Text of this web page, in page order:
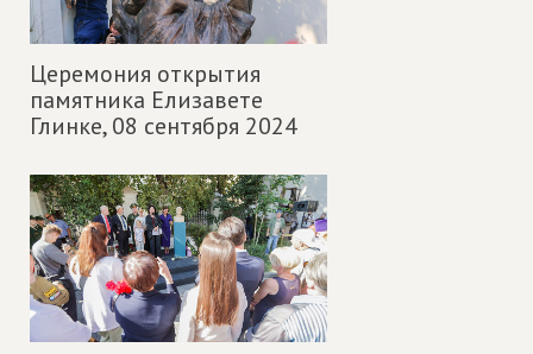
Церемония открытия
памятника Елизавете
Глинке,08 сентября 2024